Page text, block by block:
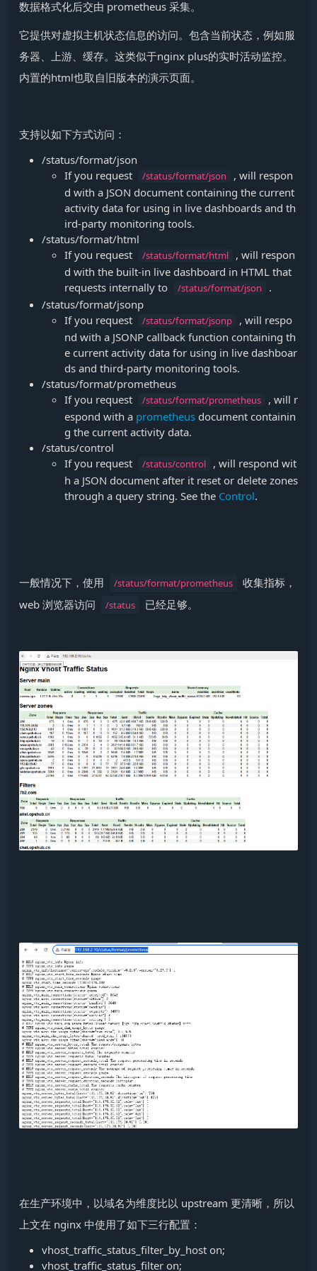
数据格式化后交由 prometheus 采集。
它提供对虚拟主机状态信息的访问。包含当前状态，例如服
务器、上游、缓存。这类似于nginx plus的实时活动监控。
内置的html也取自旧版本的演示页面。
支持以如下方式访问：
/status/format/json
If you request
/status/format/json
​, will respon
d with a JSON document containing the current
activity data for using in live dashboards and th
ird-party monitoring tools.
/status/format/html
If you request
/status/format/html
​, will respon
d with the built-in live dashboard in HTML that
requests internally to
/status/format/json
​.
/status/format/jsonp
If you request
/status/format/jsonp
​, will respo
nd with a JSONP callback function containing th
e current activity data for using in live dashboar
ds and third-party monitoring tools.
/status/format/prometheus
If you request
/status/format/prometheus
​, will r
espond with a prometheus document containin
g the current activity data.
/status/control
If you request
/status/control
​, will respond wit
h a JSON document after it reset or delete zones
through a query string. See the Control.
一般情况下，使用 /status/format/prometheus
​ 收集指标，
web 浏览器访问
/status ​ 已经足够。
在生产环境中，以域名为维度比以 upstream 更清晰，所以
上文在 nginx 中使用了如下三行配置：
vhost_traffic_status_filter_by_host on;
vhost_traffic_status_filter on;